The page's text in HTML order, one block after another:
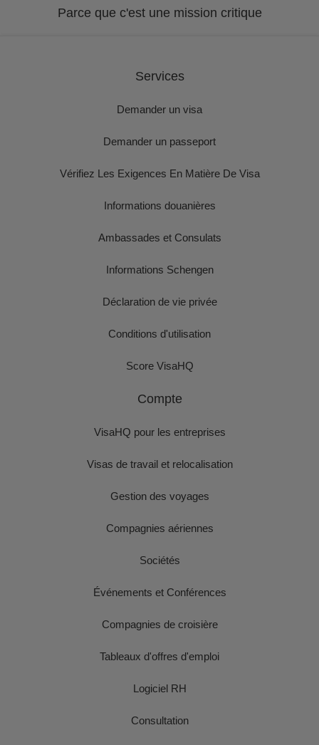
Parce que c'est une mission critique
Services
Demander un visa
Demander un passeport
Vérifiez Les Exigences En Matière De Visa
Informations douanières
Ambassades et Consulats
Informations Schengen
Déclaration de vie privée
Conditions d'utilisation
Score VisaHQ
Compte
VisaHQ pour les entreprises
Visas de travail et relocalisation
Gestion des voyages
Compagnies aériennes
Sociétés
Événements et Conférences
Compagnies de croisière
Tableaux d'offres d'emploi
Logiciel RH
Consultation